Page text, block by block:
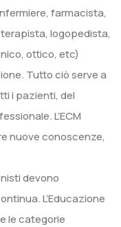
farmacista,
logopedista,
ottico, etc)
Tutto ciò serve a
i pazienti, del
L’ECM
nuove conoscenze,
devono
L’Educazione
le categorie